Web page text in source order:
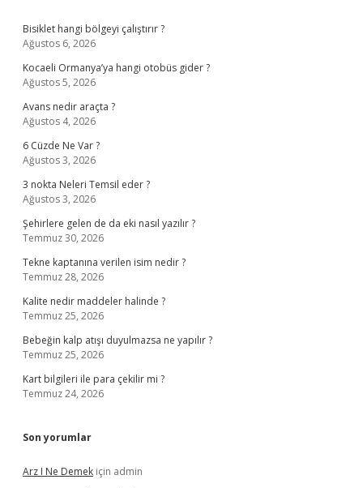
Bisiklet hangi bölgeyi çalıştırır ?
Ağustos 6, 2026
Kocaeli Ormanya’ya hangi otobüs gider ?
Ağustos 5, 2026
Avans nedir araçta ?
Ağustos 4, 2026
6 Cüzde Ne Var ?
Ağustos 3, 2026
3 nokta Neleri Temsil eder ?
Ağustos 3, 2026
Şehirlere gelen de da eki nasıl yazılır ?
Temmuz 30, 2026
Tekne kaptanına verilen isim nedir ?
Temmuz 28, 2026
Kalite nedir maddeler halinde ?
Temmuz 25, 2026
Bebeğin kalp atışı duyulmazsa ne yapılır ?
Temmuz 25, 2026
Kart bilgileri ile para çekilir mi ?
Temmuz 24, 2026
Son yorumlar
Arz I Ne Demek için admin